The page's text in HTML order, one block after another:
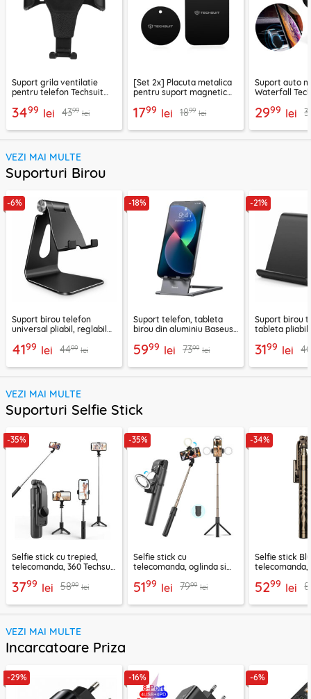
Suport grila ventilatie
pentru telefon Techsuit
3499 lei 4399 lei
[Set 2x] Placuta metalica
pentru suport magnetic
negru
1799 lei 1899 lei
Suport auto
Waterfall
2999 lei
VEZI MAI MULTE
Suporturi Birou
-6%
Suport birou telefon
universal pliabil, reglabil
negru
4199 lei 4499 lei
-18%
Suport telefon, tableta
birou din aluminiu Baseus,
5999 lei 7399 lei
-21%
Suport birou
tableta pliabil
3199 lei
VEZI MAI MULTE
Suporturi Selfie Stick
-35%
Selfie stick cu trepied,
telecomanda, 360 Techsuit
3799 lei 5899 lei
-35%
Selfie stick cu
telecomanda, oglinda si
5199 lei 7999 lei
-34%
Selfie stick
telecomanda,
5299 lei
VEZI MAI MULTE
Incarcatoare Priza
-29% -16% -6%